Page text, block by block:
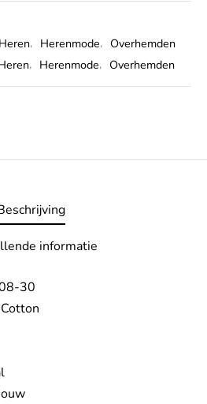
Heren, Herenmode, Overhemden
, Herenmode, Overhemden
informatie
30